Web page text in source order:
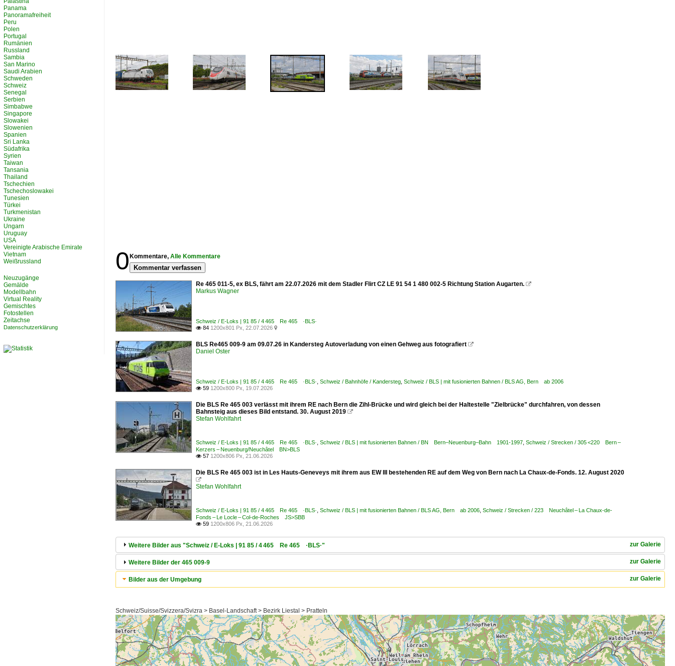
0 Kommentare, Alle Kommentare
Kommentar verfassen
Re 465 011-5, ex BLS, fährt am 22.07.2026 mit dem Stadler Flirt CZ LE 91 54 1 480 002-5 Richtung Station Augarten. 
Markus Wagner
Schweiz / E-Loks | 91 85 / 4 465 Re 465 ·BLS·
 84 1200x801 Px, 22.07.2026 
BLS Re465 009-9 am 09.07.26 in Kandersteg Autoverladung von einen Gehweg aus fotografiert 
Daniel Oster
Schweiz / E-Loks | 91 85 / 4 465 Re 465 ·BLS· Schweiz / Bahnhöfe / Kandersteg Schweiz / BLS | mit fusionierten Bahnen / BLS AG, Bern ab 2006
 59 1200x800 Px, 19.07.2026
Die BLS Re 465 003 verlässt mit ihrem RE nach Bern die Zihl-Brücke und wird gleich bei der Haltestelle "Zielbrücke" durchfahren, von dessen
Bahnsteig aus dieses Bild entstand. 30. August 2019 
Stefan Wohlfahrt
Schweiz / E-Loks | 91 85 / 4 465 Re 465 ·BLS· Schweiz / BLS | mit fusionierten Bahnen / BN Bern–Neuenburg–Bahn 1901-1997 Schweiz / Strecken / 305 <220 Bern –
Kerzers – Neuenburg/Neuchâtel BN>BLS
 57 1200x806 Px, 21.06.2026
Die BLS Re 465 003 ist in Les Hauts-Geneveys mit ihrem aus EW III bestehenden RE auf dem Weg von Bern nach La Chaux-de-Fonds. 12. August 2020

Stefan Wohlfahrt
Schweiz / E-Loks | 91 85 / 4 465 Re 465 ·BLS· Schweiz / BLS | mit fusionierten Bahnen / BLS AG, Bern ab 2006 Schweiz / Strecken / 223 Neuchâtel – La Chaux-de-
Fonds – Le Locle – Col-de-Roches JS>SBB
 59 1200x806 Px, 21.06.2026
zur Galerie
Weitere Bilder aus "Schweiz / E-Loks | 91 85 / 4 465 Re 465 ·BLS·"
zur Galerie
Weitere Bilder der 465 009-9
zur Galerie
Bilder aus der Umgebung
Schweiz/Suisse/Svizzera/Svizra > Basel-Landschaft > Bezirk Liestal > Pratteln
Panama
Panoramafreiheit
Peru
Polen
Portugal
Rumänien
Russland
Sambia
San Marino
Saudi Arabien
Schweden
Schweiz
Senegal
Serbien
Simbabwe
Singapore
Slowakei
Slowenien
Spanien
Sri Lanka
Südafrika
Syrien
Taiwan
Tansania
Thailand
Tschechien
Tschechoslowakei
Tunesien
Türkei
Turkmenistan
Ukraine
Ungarn
Uruguay
USA
Vereinigte Arabische Emirate
Vietnam
Weißrussland
Neuzugänge
Gemälde
Modellbahn
Virtual Reality
Gemischtes
Fotostellen
Zeitachse
Datenschutzerklärung